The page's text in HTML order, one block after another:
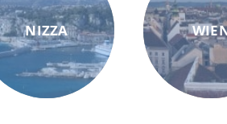
NIZZA